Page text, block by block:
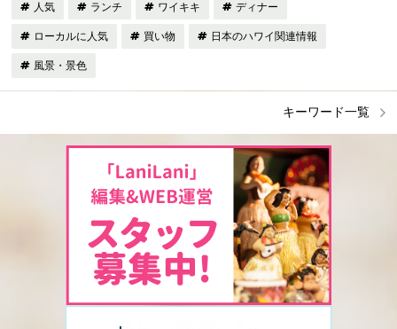
人気 ランチ ワイキキ ディナー
ローカルに人気 買い物 日本のハワイ関連情報
風景・景色
キーワード一覧